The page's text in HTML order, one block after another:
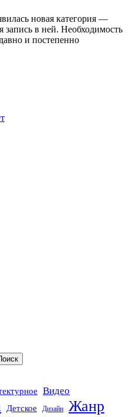
новая категория —
запись в ней. Необходимость
и постепенно
Видео
Детское Дизайн Жанр